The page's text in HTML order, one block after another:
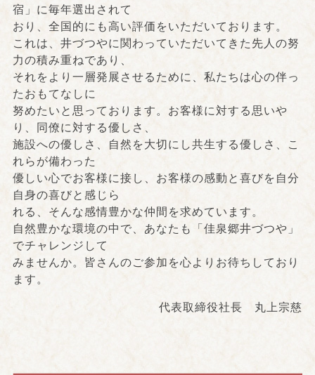
宿」に毎年選出されて
おり、全国的にも高い評価をいただいております。
これは、井づつやに関わっていただいてきた先人の努
力の積み重ねであり、
それをより一層発展させるために、私たちは心の伴っ
たおもてなしに
努めたいと思っております。お客様に対する思いや
り、同僚に対する優しさ、
施設への優しさ、自然を大切にし共生する優しさ、こ
れらが備わった
優しい心でお客様に接し、お客様の感動と喜びを自分
自身の喜びと感じら
れる、そんな感情豊かな仲間を求めています。
自然豊かな環境の中で、あなたも「佳泉郷井づつや」
でチャレンジして
みませんか。皆さんのご参加を心よりお待ちしており
ます。
代表取締役社長 丸上宗慈